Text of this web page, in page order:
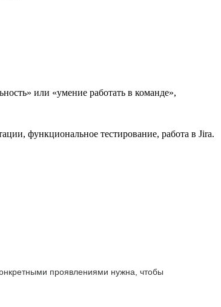
или «умение работать в команде»,
функциональное тестирование, работа в Jira.
проявлениями нужна, чтобы